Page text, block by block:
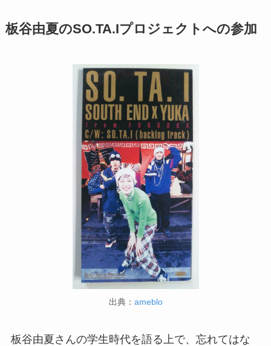
板谷由夏のSO.TA.Iプロジェクトへの参加
出典： ameblo
板谷由夏さんの学生時代を語る上で、忘れてはな